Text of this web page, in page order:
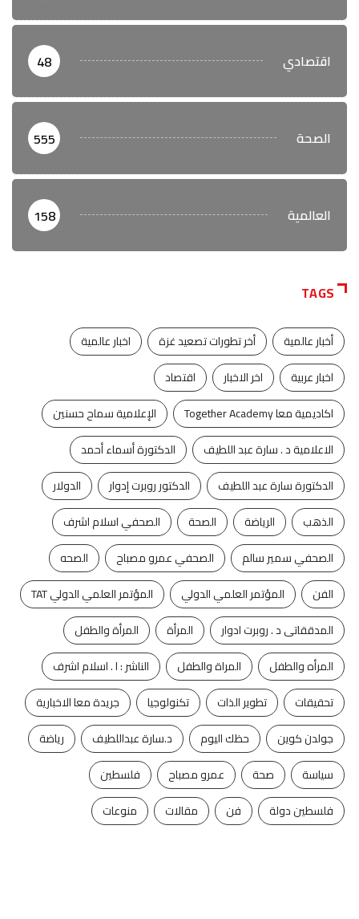
اقتصادي 48
الصحة 555
العالمية 158
TAGS
أخبار عالمية أخر تطورات تصعيد غزة
اخبار عالمية
اخبار عربية
اخر الاخبار
اقتصاد
اكاديمية معا Together Academy
الإعلامية سماح حسنين
الاعلامية د . سارة عبد اللطيف
الدكتورة أسماء أحمد
الدكتورة سارة عبد اللطيف
الدكتور روبرت إدوار
الدولار
الذهب
الرياضة الصحة
الصحفي اسلام اشرف
الصحفي سمير سالم
الصحفي عمرو مصباح
الصحه
الفن
المؤتمر العلمي الدولي
المؤتمر العلمي الدولي TAT
المدققاتى د . روبرت ادوار
المرأة
المرأة والطفل
المرأه والطفل
المراة والطفل
الناشر : ا . اسلام اشرف
تحقيقات
تطوير الذات تكنولوجيا
جريدة معا الاخبارية
جولدن كوين
حظك اليوم د.سارة عبداللطيف
رياضة
سياسة
صحة عمرو مصباح
فلسطين
فلسطين دولة
فن مقالات منوعات